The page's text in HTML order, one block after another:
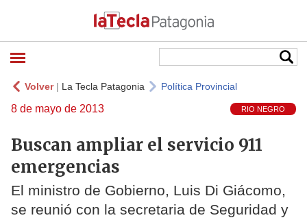
Volver| La Tecla Patagonia Política Provincial
8 de mayo de 2013 RIO NEGRO
Buscan ampliar el servicio 911
emergencias
El ministro de Gobierno, Luis Di Giácomo,
se reunió con la secretaria de Seguridad y